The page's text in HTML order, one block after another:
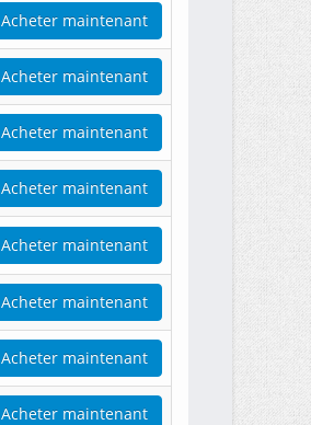
Acheter maintenant
Acheter maintenant
Acheter maintenant
Acheter maintenant
Acheter maintenant
Acheter maintenant
Acheter maintenant
Acheter maintenant